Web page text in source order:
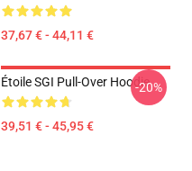
37,67 € - 44,11 €
Étoile SGI Pull-Over Hoodie
39,51 € - 45,95 €
-20%